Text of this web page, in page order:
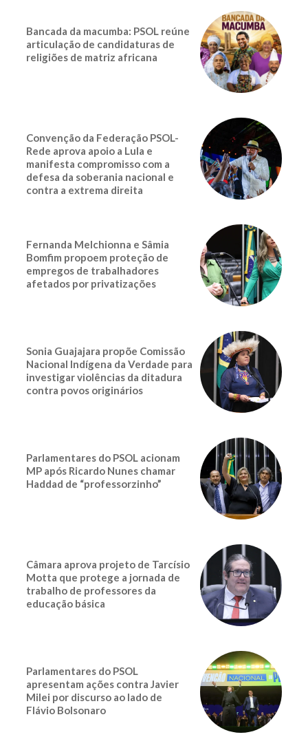
Bancada da macumba: PSOL reúne
articulação de candidaturas de
religiões de matriz africana
Convenção da Federação PSOL-
Rede aprova apoio a Lula e
manifesta compromisso com a
defesa da soberania nacional e
contra a extrema direita
Fernanda Melchionna e Sâmia
Bomfim propoem proteção de
empregos de trabalhadores
afetados por privatizações
Sonia Guajajara propõe Comissão
Nacional Indígena da Verdade para
investigar violências da ditadura
contra povos originários
Parlamentares do PSOL acionam
MP após Ricardo Nunes chamar
Haddad de “professorzinho”
Câmara aprova projeto de Tarcísio
Motta que protege a jornada de
trabalho de professores da
educação básica
Parlamentares do PSOL
apresentam ações contra Javier
Milei por discurso ao lado de
Flávio Bolsonaro